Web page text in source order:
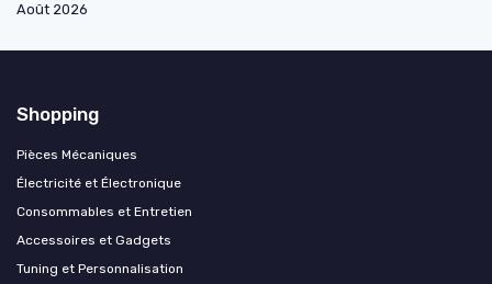
Août 2026
Shopping
Pièces Mécaniques
Électricité et Électronique
Consommables et Entretien
Accessoires et Gadgets
Tuning et Personnalisation